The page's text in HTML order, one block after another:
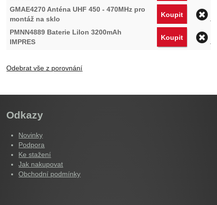
Koupit
Koupit
Odebrat vše z porovnání
Odkazy
Novinky
Podpora
Ke stažení
Jak nakupovat
Obchodní podmínky